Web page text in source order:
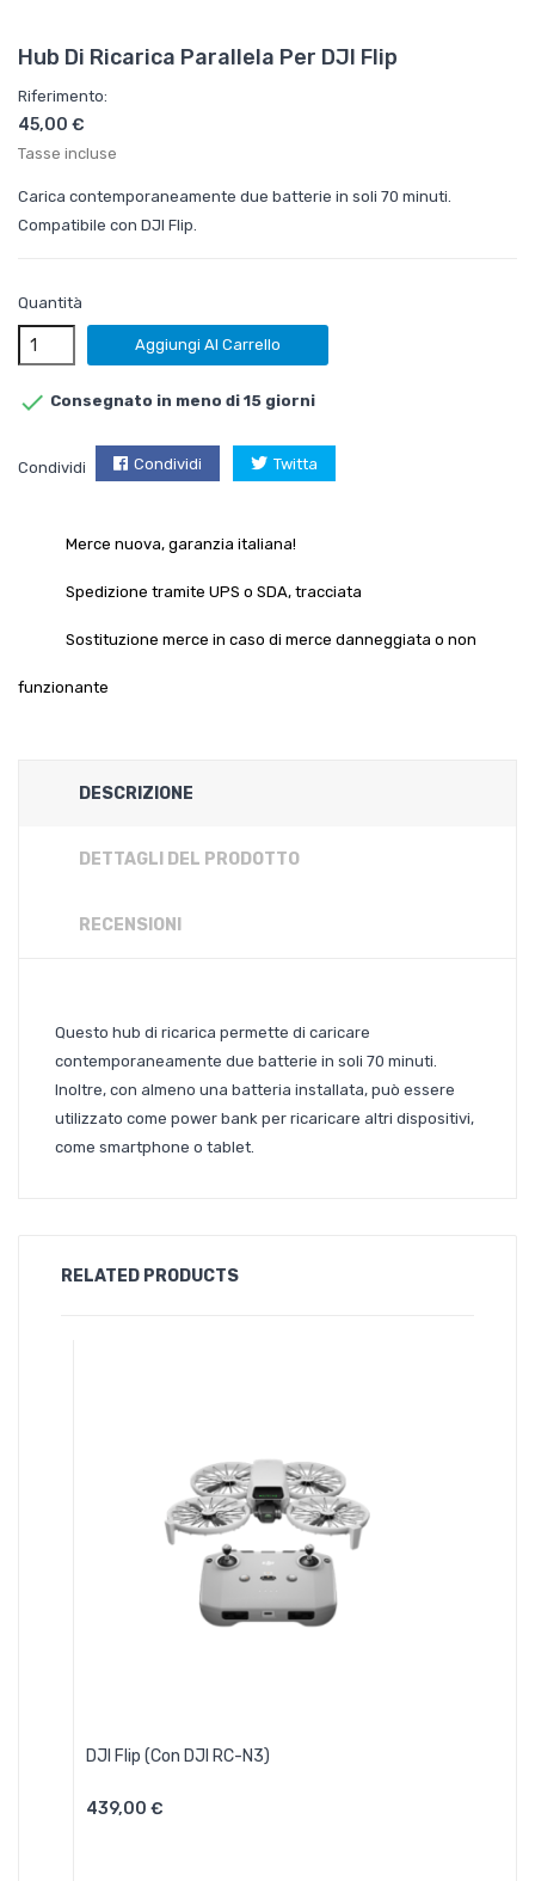
Hub Di Ricarica Parallela Per DJI Flip
Riferimento:
45,00 €
Tasse incluse
Carica contemporaneamente due batterie in soli 70 minuti.
Compatibile con DJI Flip.
Quantità
Aggiungi Al Carrello
 Consegnato in meno di 15 giorni
Condividi Condividi Twitta
Merce nuova, garanzia italiana!
Spedizione tramite UPS o SDA, tracciata
Sostituzione merce in caso di merce danneggiata o non
funzionante
DESCRIZIONE
DETTAGLI DEL PRODOTTO
RECENSIONI
Questo hub di ricarica permette di caricare
contemporaneamente due batterie in soli 70 minuti.
Inoltre, con almeno una batteria installata, può essere
utilizzato come power bank per ricaricare altri dispositivi,
come smartphone o tablet.
RELATED PRODUCTS
DJI Flip (con DJI RC-N3)
439,00 €Aggiungi Al Carrello